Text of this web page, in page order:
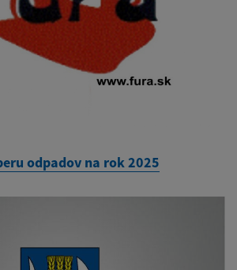
odpadov na rok 2025